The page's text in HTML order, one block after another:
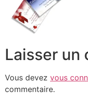
Laisser un
Vous devez vous
commentaire.